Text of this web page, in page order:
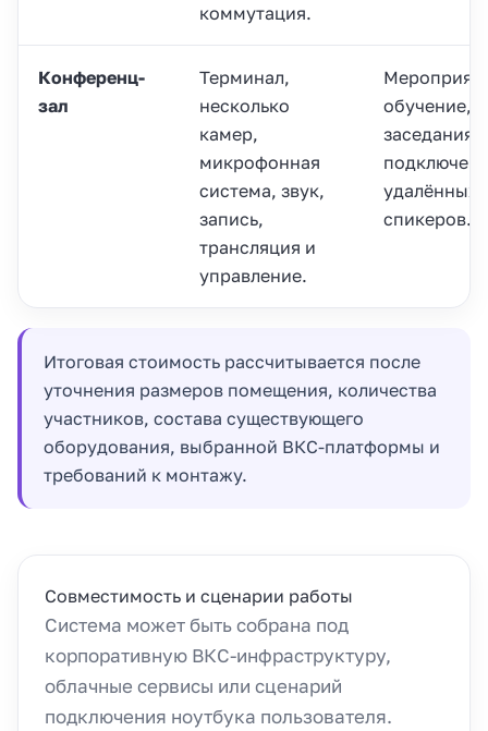
коммутация.
Конференц-
зал
Терминал,
несколько
камер,
микрофонная
система, звук,
запись,
трансляция и
управление.
обучение,
заседания,
удалённых
спикеров.
Итоговая стоимость рассчитывается после
уточнения размеров помещения, количества
участников, состава существующего
оборудования, выбранной ВКС-платформы и
требований к монтажу.
Совместимость и сценарии работы
Система может быть собрана под
корпоративную ВКС-инфраструктуру,
облачные сервисы или сценарий
подключения ноутбука пользователя.